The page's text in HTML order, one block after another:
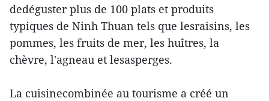
dedéguster plus de 100 plats et produits
typiques de Ninh Thuan tels que lesraisins, les
pommes, les fruits de mer, les huîtres, la
chèvre, l'agneau et lesasperges.
La cuisinecombinée au tourisme a créé un